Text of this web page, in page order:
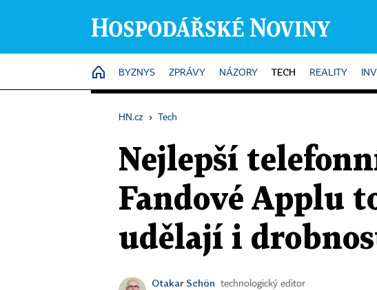
HOME
BYZNYS ZPRÁVY NÁZORY TECH REALITY
HN.cz › Tech
Nejlepší
Fandové Applu
udělají i
Otakar Schön
technologický editor